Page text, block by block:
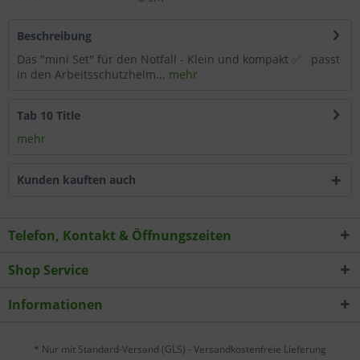
Beschreibung
Das "mini Set" für den Notfall - Klein und kompakt ✅ passt
in den Arbeitsschutzhelm... mehr
Tab 10 Title
mehr
Kunden kauften auch
Telefon, Kontakt & Öffnungszeiten
Shop Service
Informationen
* Nur mit Standard-Versand (GLS) - Versandkostenfreie Lieferung